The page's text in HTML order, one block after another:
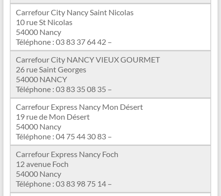
Carrefour City Nancy Saint Nicolas
10 rue St Nicolas
54000 Nancy
Téléphone : 03 83 37 64 42 –
Carrefour City NANCY VIEUX GOURMET
26 rue Saint Georges
54000 NANCY
Téléphone : 03 83 35 08 35 –
Carrefour Express Nancy Mon Désert
19 rue de Mon Désert
54000 Nancy
Téléphone : 04 75 44 30 83 –
Carrefour Express Nancy Foch
12 avenue Foch
54000 Nancy
Téléphone : 03 83 98 75 14 –